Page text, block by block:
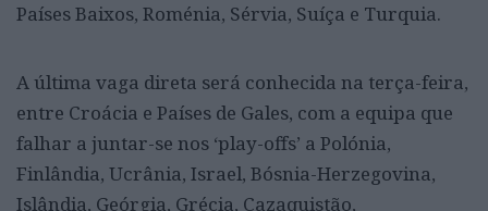
Países Baixos, Roménia, Sérvia, Suíça e Turquia.
A última vaga direta será conhecida na terça-feira,
entre Croácia e Países de Gales, com a equipa que
falhar a juntar-se nos ‘play-offs’ a Polónia,
Finlândia, Ucrânia, Israel, Bósnia-Herzegovina,
Islândia, Geórgia, Grécia, Cazaquistão,